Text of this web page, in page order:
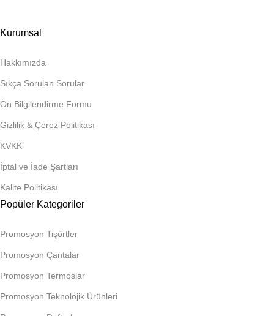
Kurumsal
Hakkımızda
Sıkça Sorulan Sorular
Ön Bilgilendirme Formu
Gizlilik & Çerez Politikası
KVKK
İptal ve İade Şartları
Kalite Politikası
Popüler Kategoriler
Promosyon Tişörtler
Promosyon Çantalar
Promosyon Termoslar
Promosyon Teknolojik Ürünleri